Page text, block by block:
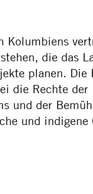
die das
planen. Die
die Rechte der
und der
und indigene